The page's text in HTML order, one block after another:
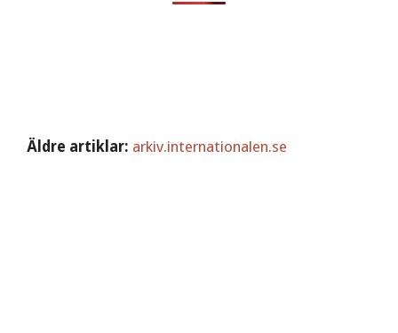
Äldre artiklar: arkiv.internationalen.se